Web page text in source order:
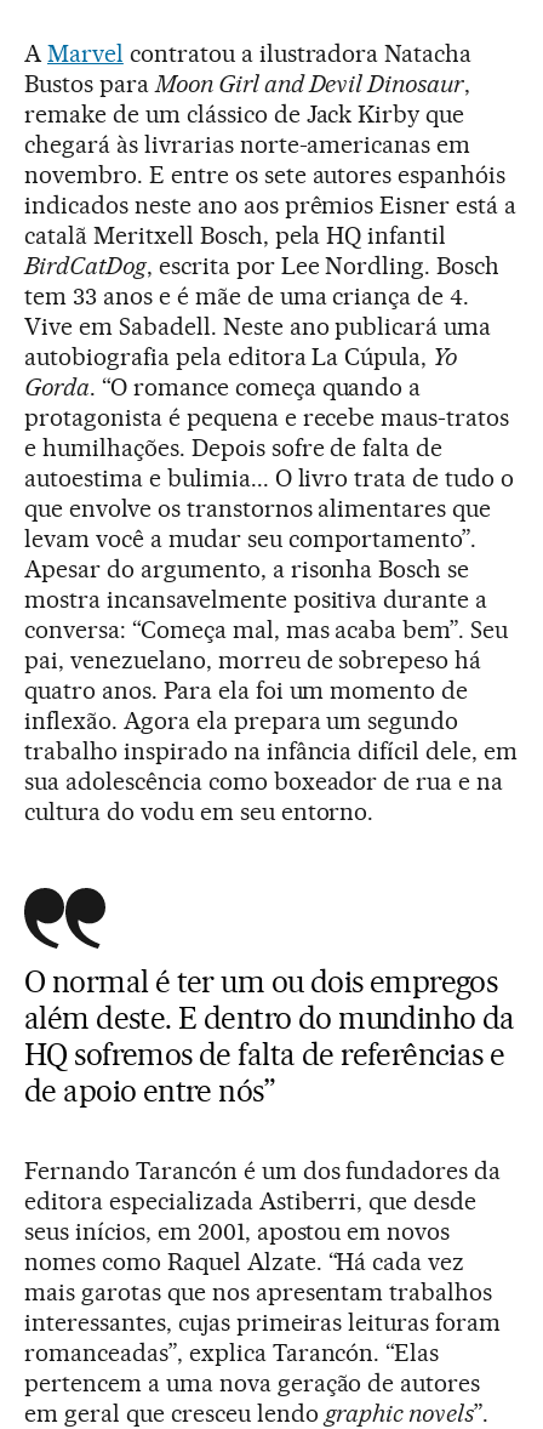
AMarvel contratou a ilustradora Natacha
Bustos paraMoon Girl and Devil Dinosaur,
remake de um clássico de Jack Kirby que
chegará às livrarias norte-americanas em
novembro. E entre os sete autores espanhóis
indicados neste ano aos prêmios Eisner está a
catalã Meritxell Bosch, pela HQ infantil
BirdCatDog, escrita por Lee Nordling. Bosch
tem 33 anos e é mãe de uma criança de 4.
Vive em Sabadell. Neste ano publicará uma
autobiografia pela editora La Cúpula, Yo
Gorda. “O romance começa quando a
protagonista é pequena e recebe maus-tratos
e humilhações. Depois sofre de falta de
autoestima e bulimia... O livro trata de tudo o
que envolve os transtornos alimentares que
levam você a mudar seu comportamento”.
Apesar do argumento, a risonha Bosch se
mostra incansavelmente positiva durante a
conversa: “Começa mal, mas acaba bem”. Seu
pai, venezuelano, morreu de sobrepeso há
quatro anos. Para ela foi um momento de
inflexão. Agora ela prepara um segundo
trabalho inspirado na infância difícil dele, em
sua adolescência como boxeador de rua e na
cultura do vodu em seu entorno.
O normal é ter um ou dois empregos
além deste. E dentro do mundinho da
HQ sofremos de falta de referências e
de apoio entre nós”
Fernando Tarancón é um dos fundadores da
editora especializada Astiberri, que desde
seus inícios, em 2001, apostou em novos
nomes como Raquel Alzate. “Há cada vez
mais garotas que nos apresentam trabalhos
interessantes, cujas primeiras leituras foram
romanceadas”, explica Tarancón. “Elas
pertencem a uma nova geração de autores
em geral que cresceu lendo graphic novels”.